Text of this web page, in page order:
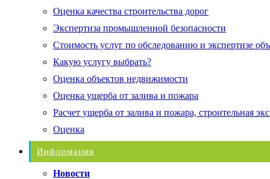
Оценка качества строительства дорог
Экспертиза промышленной безопасности
Стоимость услуг по обследованию и экспертизе
Какую услугу выбрать?
Оценка объектов недвижимости
Оценка ущерба от залива и пожара
Расчет ущерба от залива и пожара, строительная
Оценка
Информация
Новости